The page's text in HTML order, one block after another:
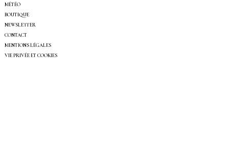
MÉTÉO
BOUTIQUE
NEWSLETTER
CONTACT
MENTIONS LÉGALES
VIE PRIVÉE ET COOKIES